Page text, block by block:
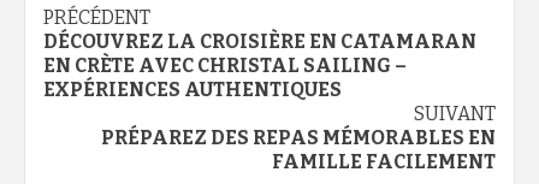
Navigation
d’article
PRÉCÉDENT
DÉCOUVREZ LA CROISIÈRE EN CATAMARAN
EN CRÈTE AVEC CHRISTAL SAILING –
EXPÉRIENCES AUTHENTIQUES
SUIVANT
PRÉPAREZ DES REPAS MÉMORABLES EN
FAMILLE FACILEMENT